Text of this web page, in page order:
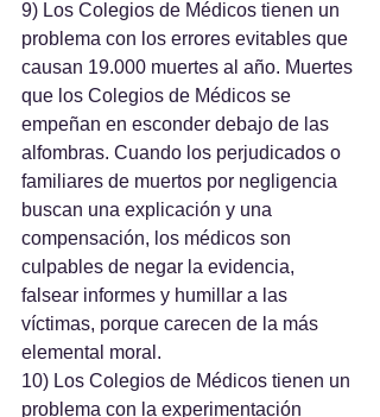
9) Los Colegios de Médicos tienen un
problema con los errores evitables que
causan 19.000 muertes al año. Muertes
que los Colegios de Médicos se
empeñan en esconder debajo de las
alfombras. Cuando los perjudicados o
familiares de muertos por negligencia
buscan una explicación y una
compensación, los médicos son
culpables de negar la evidencia,
falsear informes y humillar a las
víctimas, porque carecen de la más
elemental moral.
10) Los Colegios de Médicos tienen un
problema con la experimentación